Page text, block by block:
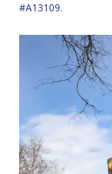
#A13109.